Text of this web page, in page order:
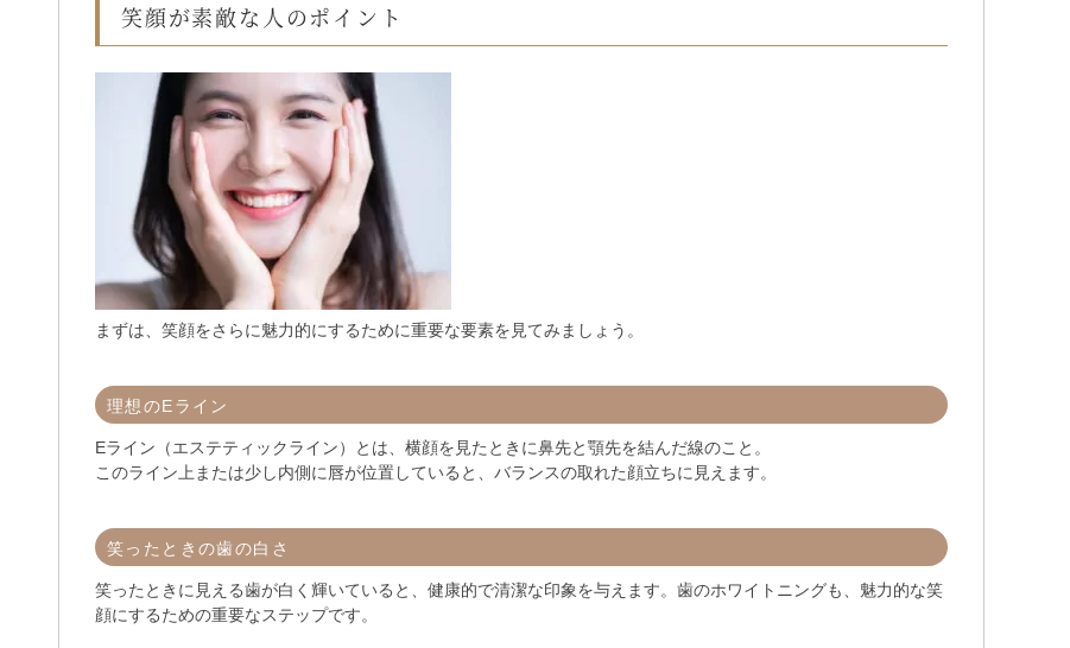
笑顔が素敵な人のポイント
まずは、笑顔をさらに魅力的にするために重要な要素を見てみましょう。
理想のEライン
Eライン（エステティックライン）とは、横顔を見たときに鼻先と顎先を結んだ線のこと。
このライン上または少し内側に唇が位置していると、バランスの取れた顔立ちに見えます。
笑ったときの歯の白さ
笑ったときに見える歯が白く輝いていると、健康的で清潔な印象を与えます。歯のホワイトニングも、魅力的な笑
顔にするための重要なステップです。